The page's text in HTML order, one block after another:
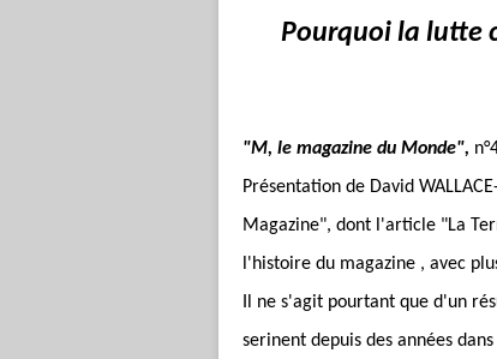
Pourquoi la lutte
"M, le magazine du Monde",
Présentation de David
Magazine", dont l'article "La
l'histoire du magazine , avec
Il ne s'agit pourtant que d'un
serinent depuis des années